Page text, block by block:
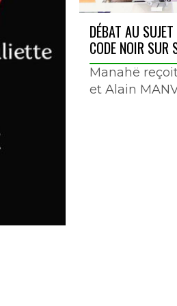
DÉBAT AU
CODE NOIR SUR
Manahë
et Alain